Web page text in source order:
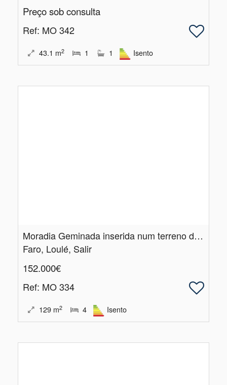
Preço sob consulta
Ref: MO 342
43.1 m2 1 1 Isento
Moradia Geminada inserida num terreno de 4.​694m2 |Freixo Seco | Salir
Faro, Loulé, Salir
152.000€
Ref: MO 334
129 m2 4 Isento